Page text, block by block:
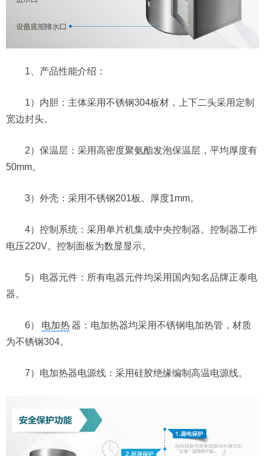
1、产品性能介绍：
1）内胆：主体采用不锈钢304板材，上下二头采用定制
宽边封头。
2）保温层：采用高密度聚氨酯发泡保温层，平均厚度有
50mm。
3）外壳：采用不锈钢201板。厚度1mm。
4）控制系统：采用单片机集成中央控制器。控制器工作
电压220V。控制面板为数显显示。
5）电器元件：所有电器元件均采用国内知名品牌正泰电
器。
6） 电加热器：电加热器均采用不锈钢电加热管，材质
为不锈钢304。
7）电加热器电源线：采用硅胶绝缘编制高温电源线。